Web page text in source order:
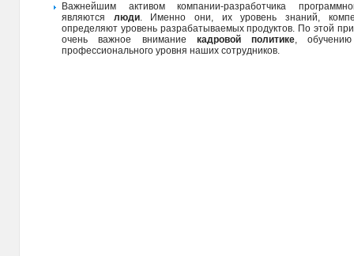
Важнейшим активом компании-разработчика
являются люди. Именно они, их уровень знаний,
определяют уровень разрабатываемых продуктов. По этой
очень важное внимание кадровой политике,
профессионального уровня наших сотрудников.